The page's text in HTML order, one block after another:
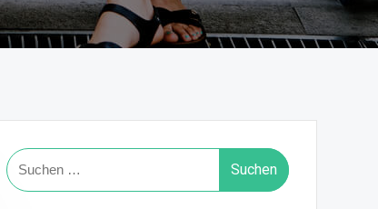
Suchen
nach: